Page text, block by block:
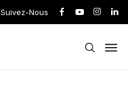
Suivez-Nous